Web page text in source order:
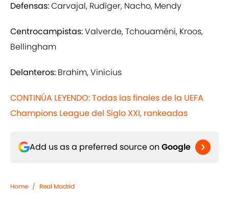
Defensas:Carvajal, Rudïger, Nacho, Mendy
Centrocampistas:Valverde, Tchouaméni, Kroos,
Bellingham
Delanteros: Brahim, Vinicius
CONTINÚA LEYENDO: Todas las finales de la UEFA
Champions League del Siglo XXI, rankeadas
Add us as a preferred source on Google
Home / Real Madrid